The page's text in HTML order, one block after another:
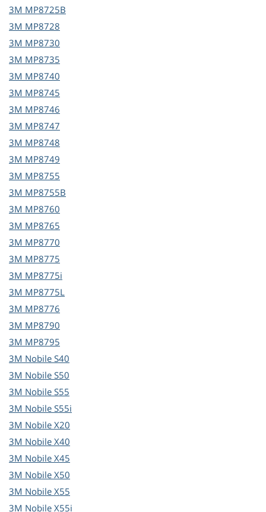
3M MP8725B
3M MP8728
3M MP8730
3M MP8735
3M MP8740
3M MP8745
3M MP8746
3M MP8747
3M MP8748
3M MP8749
3M MP8755
3M MP8755B
3M MP8760
3M MP8765
3M MP8770
3M MP8775
3M MP8775i
3M MP8775L
3M MP8776
3M MP8790
3M MP8795
3M Nobile S40
3M Nobile S50
3M Nobile S55
3M Nobile S55i
3M Nobile X20
3M Nobile X40
3M Nobile X45
3M Nobile X50
3M Nobile X55
3M Nobile X55i